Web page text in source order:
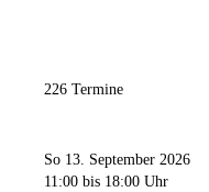
226 Termine
So 13. September 2026
11:00 bis 18:00 Uhr